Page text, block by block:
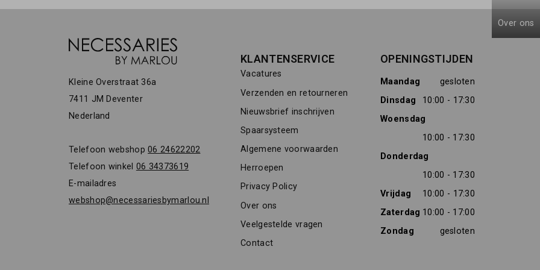
Kleine Overstraat 36a
7411 JM Deventer
Nederland
Telefoon webshop06 24622202
Telefoon winkel 06 34373619
E-mailadres
webshop@necessariesbymarlou.nl
KLANTENSERVICE
Vacatures
Verzenden en retourneren
Nieuwsbrief inschrijven
Spaarsysteem
Algemene voorwaarden
Herroepen
Privacy Policy
Over ons
Veelgestelde vragen
Contact
OPENINGSTIJDEN
Maandag
gesloten
Dinsdag
10:00 - 17:30
Woensdag
10:00 - 17:30
Donderdag
10:00 - 17:30
Vrijdag
10:00 - 17:30
Zaterdag 10:00 - 17:00
Zondag
gesloten
Over ons